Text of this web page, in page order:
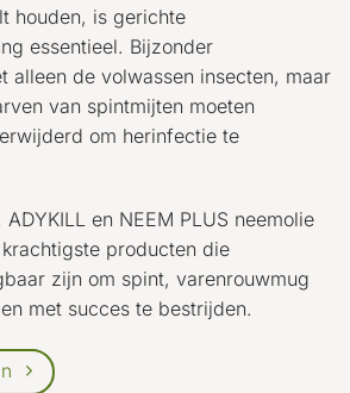
houden, is gerichte
essentieel. Bijzonder
alleen de volwassen insecten, maar
van spintmijten moeten
om herinfectie te
ADYKILL en NEEM PLUS neemolie
producten die
zijn om spint, varenrouwmug
met succes te bestrijden.